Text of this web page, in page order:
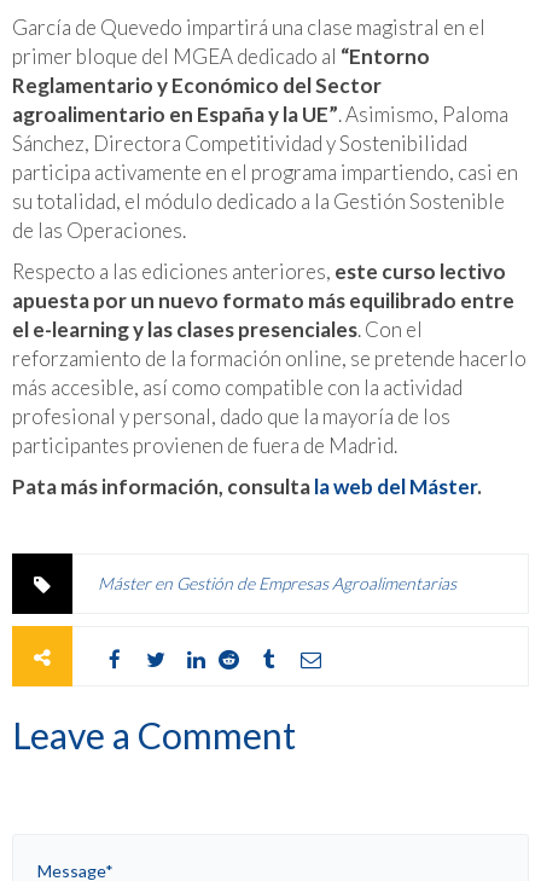
García de Quevedo impartirá una clase magistral en el
primer bloque del MGEA dedicado al “Entorno
Reglamentario y Económico del Sector
agroalimentario en España y la UE”. Asimismo, Paloma
Sánchez, Directora Competitividad y Sostenibilidad
participa activamente en el programa impartiendo, casi en
su totalidad, el módulo dedicado a la Gestión Sostenible
de las Operaciones.
Respecto a las ediciones anteriores, este curso lectivo
apuesta por un nuevo formato más equilibrado entre
el e-learning y las clases presenciales. Con el
reforzamiento de la formación online, se pretende hacerlo
más accesible, así como compatible con la actividad
profesional y personal, dado que la mayoría de los
participantes provienen de fuera de Madrid.
Pata más información, consultala web del Máster.
Máster en Gestión de Empresas Agroalimentarias
Leave a Comment